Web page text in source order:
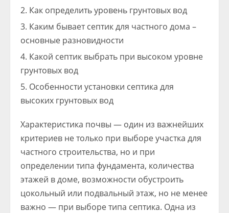
Как определить уровень грунтовых вод
Каким бывает септик для частного дома –
основные разновидности
Какой септик выбрать при высоком уровне
грунтовых вод
Особенности установки септика для
высоких грунтовых вод
Характеристика почвы — один из важнейших
критериев не только при выборе участка для
частного строительства, но и при
определении типа фундамента, количества
этажей в доме, возможности обустроить
цокольный или подвальный этаж, но не менее
важно — при выборе типа септика. Одна из